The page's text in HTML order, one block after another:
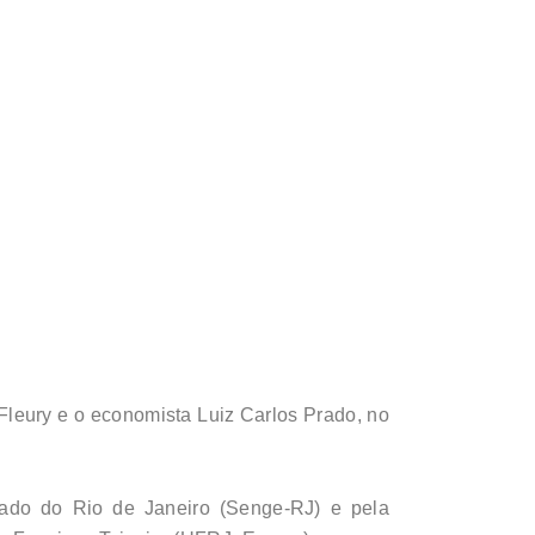
e o economista Luiz Carlos Prado, no
do Rio de Janeiro (Senge-RJ) e pela